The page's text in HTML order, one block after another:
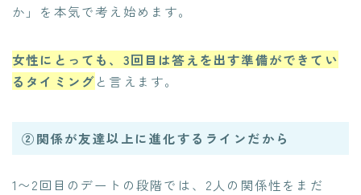
か」を本気で考え始めます。
女性にとっても、3回目は答えを出す準備ができてい
るタイミングと言えます。
②関係が友達以上に進化するラインだから
1〜2回目のデートの段階では、2人の関係性をまだ